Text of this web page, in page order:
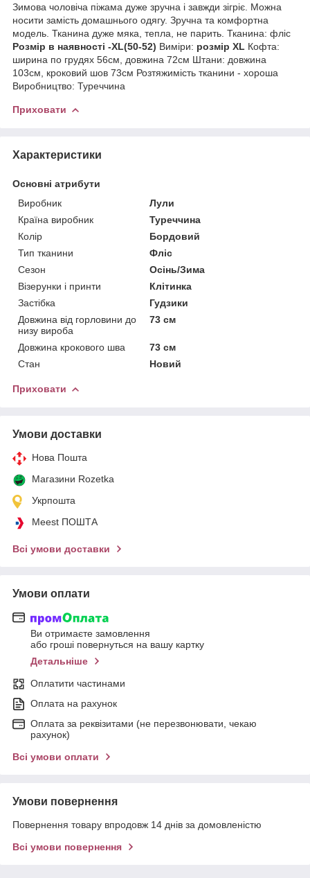
Зимова чоловіча піжама дуже зручна і завжди зігріє. Можна
носити замість домашнього одягу. Зручна та комфортна
модель. Тканина дуже мяка, тепла, не парить. Тканина: фліс
Розмір в наявності -ХL(50-52) Виміри: розмір ХL Кофта:
ширина по грудях 56см, довжина 72см Штани: довжина
103см, кроковий шов 73см Розтяжимість тканини - хороша
Виробництво: Туреччина
Приховати
Характеристики
Основні атрибути
Виробник
Лули
Країна виробник
Туреччина
Колір
Бордовий
Тип тканини
Фліс
Сезон
Осінь/Зима
Візерунки і принти
Клітинка
Застібка
Гудзики
Довжина від горловини до
низу вироба
73 см
Довжина крокового шва
73 см
Стан
Новий
Приховати
Умови доставки
Нова Пошта
Магазини Rozetka
Укрпошта
Meest ПОШТА
Всі умови доставки
Умови оплати
Ви отримаєте замовлення
або гроші повернуться на вашу картку
Детальніше
Оплатити частинами
Оплата на рахунок
Оплата за реквізитами (не перезвонювати, чекаю
рахунок)
Всі умови оплати
Умови повернення
Повернення товару впродовж 14 днів за домовленістю
Всі умови повернення